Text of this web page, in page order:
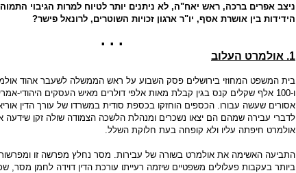
ניצב אפרים ברכה, ראש יאח"ה, לא ניתנים יותר לטיוח למרות הגיבוי
הידידות בין אושרת אסף, יו"ר ארגון זכויות השוטרים, לרונאל פישר?
▪ ▪ ▪
1. אולמרט העלוב
בית המשפט המחוזי בירושלים פסק השבוע על ראש הממשלה לשעבר אהוד
ו-100 אלף שקלים קנס בגין קבלת מאות אלפי דולרים מאיש העסקים היהודי-
אסורים שעשה עבורו. הכספים הוחזקו בכספת סודית במשרדו של עורך הדין
לדברי עבירה שמהם הם יצאו נשכרים ומנהלת הלשכה הצמודה שולה זקן שידעה
אולמרט חיפתה עליו ולא קופחה בעת חלוקת השלל.
התביעה האשימה את אולמרט בשורה של עבירות. מסר נחלץ מפרשה זו ומפרשות
ביותר בעקבות פעלולים משפטיים שיזמה רעייתו עורכת הדין דוידה לחמן מסר,